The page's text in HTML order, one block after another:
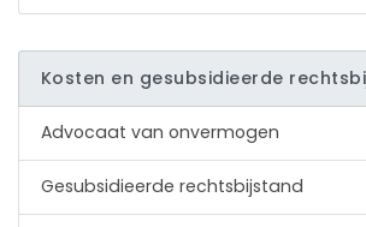
Kosten en gesubsidieerde
Advocaat van onvermogen
Gesubsidieerde rechtsbijstand